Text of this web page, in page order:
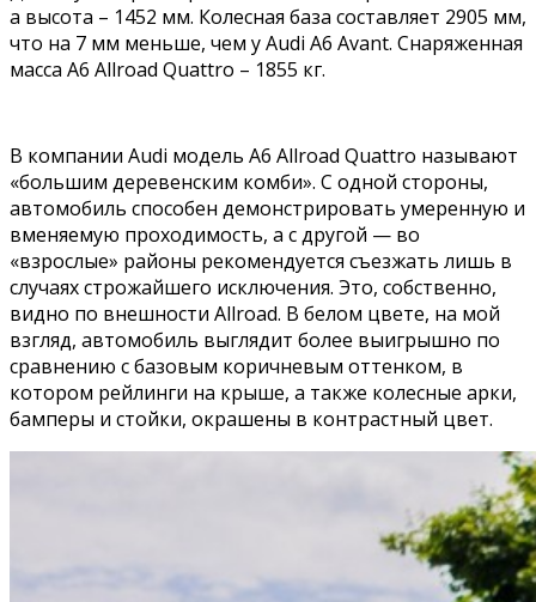
а высота – 1452 мм. Колесная база составляет 2905 мм,
что на 7 мм меньше, чем у Audi A6 Avant. Снаряженная
масса A6 Allroad Quattro – 1855 кг.
В компании Audi модель A6 Allroad Quattro называют
«большим деревенским комби». С одной стороны,
автомобиль способен демонстрировать умеренную и
вменяемую проходимость, а с другой — во
«взрослые» районы рекомендуется съезжать лишь в
случаях строжайшего исключения. Это, собственно,
видно по внешности Allroad. В белом цвете, на мой
взгляд, автомобиль выглядит более выигрышно по
сравнению с базовым коричневым оттенком, в
котором рейлинги на крыше, а также колесные арки,
бамперы и стойки, окрашены в контрастный цвет.